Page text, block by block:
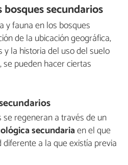
secundarios
y fauna en los bosques
de la ubicación geográfica,
y la historia del uso del suelo
pueden hacer ciertas
regeneran a través de un
secundariaen el que
a la que existía previa